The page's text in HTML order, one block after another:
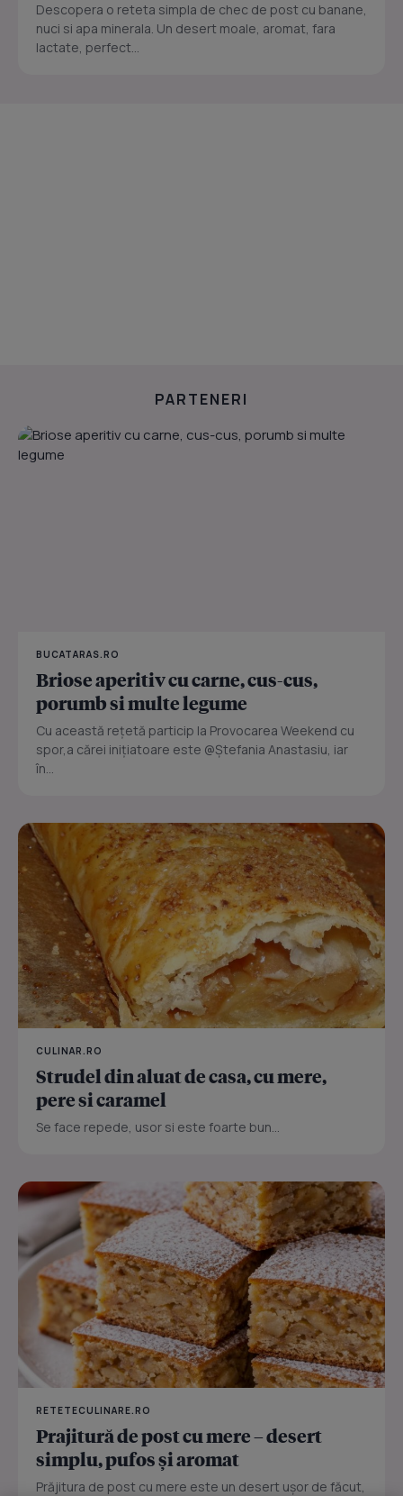
Descopera o reteta simpla de chec de post cu banane,
nuci si apa minerala. Un desert moale, aromat, fara
lactate, perfect...
PARTENERI
BUCATARAS.RO
Briose aperitiv cu carne, cus-cus,
porumb si multe legume
Cu această rețetă particip la Provocarea Weekend cu
spor,a cărei inițiatoare este @Ștefania Anastasiu, iar
în...
CULINAR.RO
Strudel din aluat de casa, cu mere,
pere si caramel
Se face repede, usor si este foarte bun...
RETETECULINARE.RO
Prajitură de post cu mere – desert
simplu, pufos și aromat
Prăjitura de post cu mere este un desert ușor de făcut,